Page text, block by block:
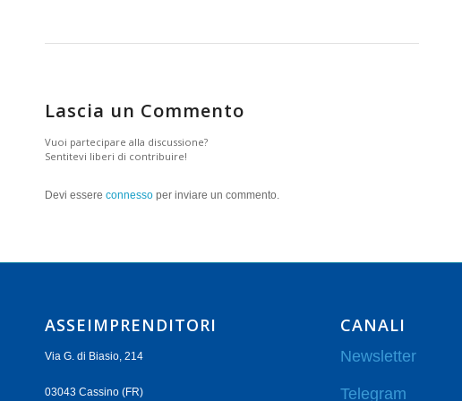
Lascia un Commento
Vuoi partecipare alla discussione?
Sentitevi liberi di contribuire!
Devi essere connesso per inviare un commento.
ASSEIMPRENDITORI
Via G. di Biasio, 214
03043 Cassino (FR)
CANALI
Newsletter
Telegram